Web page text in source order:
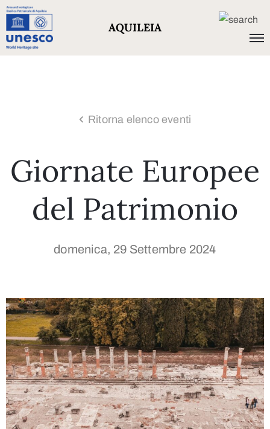
AQUILEIA
Ritorna elenco eventi
Giornate Europee
del Patrimonio
domenica, 29 Settembre 2024